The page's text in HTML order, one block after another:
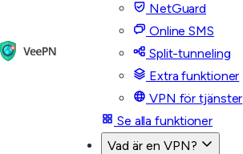
NetGuard
Online SMS
Split-tunneling
Extra funktioner
VPN för tjänster
Se alla funktioner
Vad är en VPN?